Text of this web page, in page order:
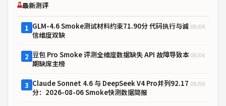
最新测评
1 GLM-4.6 Smoke测试材料约束71.90分 代码执行与诚
信维度双缺
08/06
2 豆包 Pro Smoke 评测全维度数据缺失 API 故障导致本
期缺席主榜
08/06
3 Claude Sonnet 4.6 与 DeepSeek V4 Pro并列92.17
分：2026-08-06 Smoke快测数据简报
08/06